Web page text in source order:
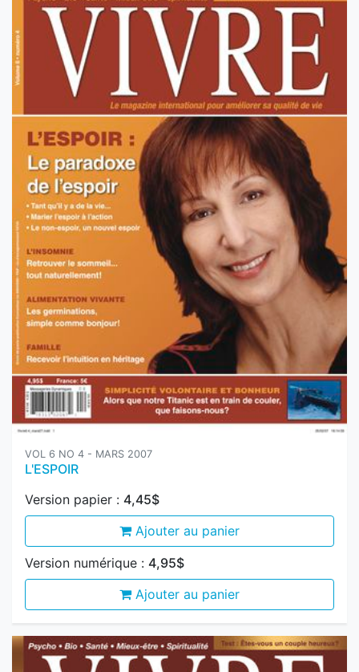
VOL 6 NO 4 - MARS 2007
L'ESPOIR
Version papier :
Ajouter au panier
Version numérique :4,95$
Ajouter au panier